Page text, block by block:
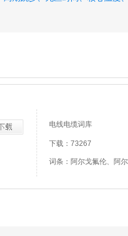
电线电缆词库
下载：73267
词条：阿尔戈氟伦、阿